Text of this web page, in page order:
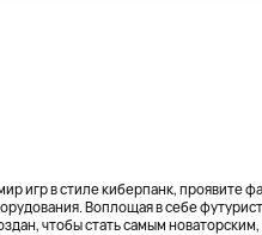
игр в стиле киберпанк, проявите
Воплощая в себе
чтобы стать самым новаторским,